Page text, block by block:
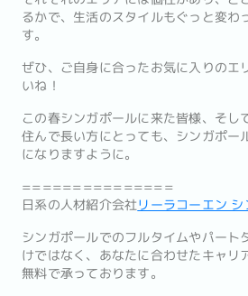
るかで、生活のスタイルもぐっと変わ
す。
ぜひ、ご自身に合ったお気に入りのエ
いね！
この春シンガポールに来た皆様、そし
住んで長い方にとっても、シンガポー
になりますように。
===============
日系の人材紹介会社リーラコーエン
シンガポールでのフルタイムやパート
けではなく、あなたに合わせたキャリ
無料で承っております。